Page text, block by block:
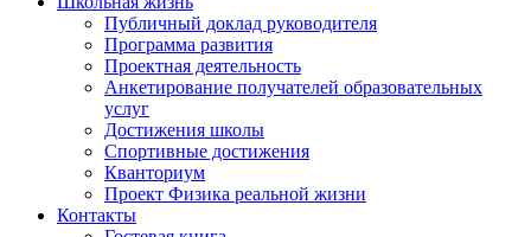
Публичный доклад руководителя
Программа развития
Проектная деятельность
Анкетирование получателей образовательных
услуг
Достижения школы
Спортивные достижения
Кванториум
Проект Физика реальной жизни
Контакты